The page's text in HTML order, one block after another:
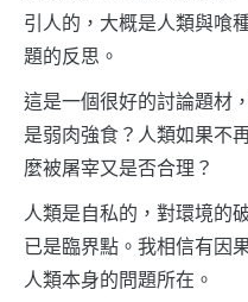
引人的，大概是人類與喰
題的反思。
這是一個很好的討論題材
是弱肉強食？人類如果不
麼被屠宰又是否合理？
人類是自私的，對環境的
已是臨界點。我相信有因
人類本身的問題所在。